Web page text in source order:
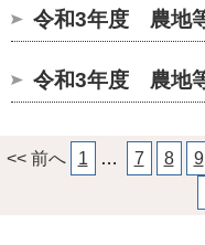
<< 前へ 1 … 7 8 9